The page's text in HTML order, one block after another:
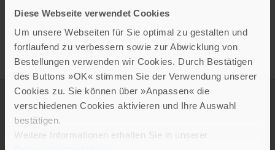
Diese Webseite verwendet Cookies
Um unsere Webseiten für Sie optimal zu gestalten und
fortlaufend zu verbessern sowie zur Abwicklung von
Bestellungen verwenden wir Cookies. Durch Bestätigen
des Buttons »OK« stimmen Sie der Verwendung unserer
Cookies zu. Sie können über »Anpassen« die
verschiedenen Cookies aktivieren und Ihre Auswahl
bestätigen.
Weitere Informationen erhalten Sie in unserer
Presseinformation drucken